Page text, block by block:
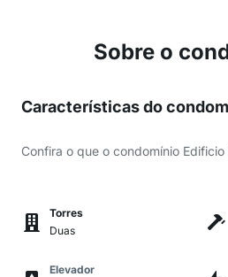
Sobre o
Características do
Confira o que o condomínio
Torres
Duas
Elevador